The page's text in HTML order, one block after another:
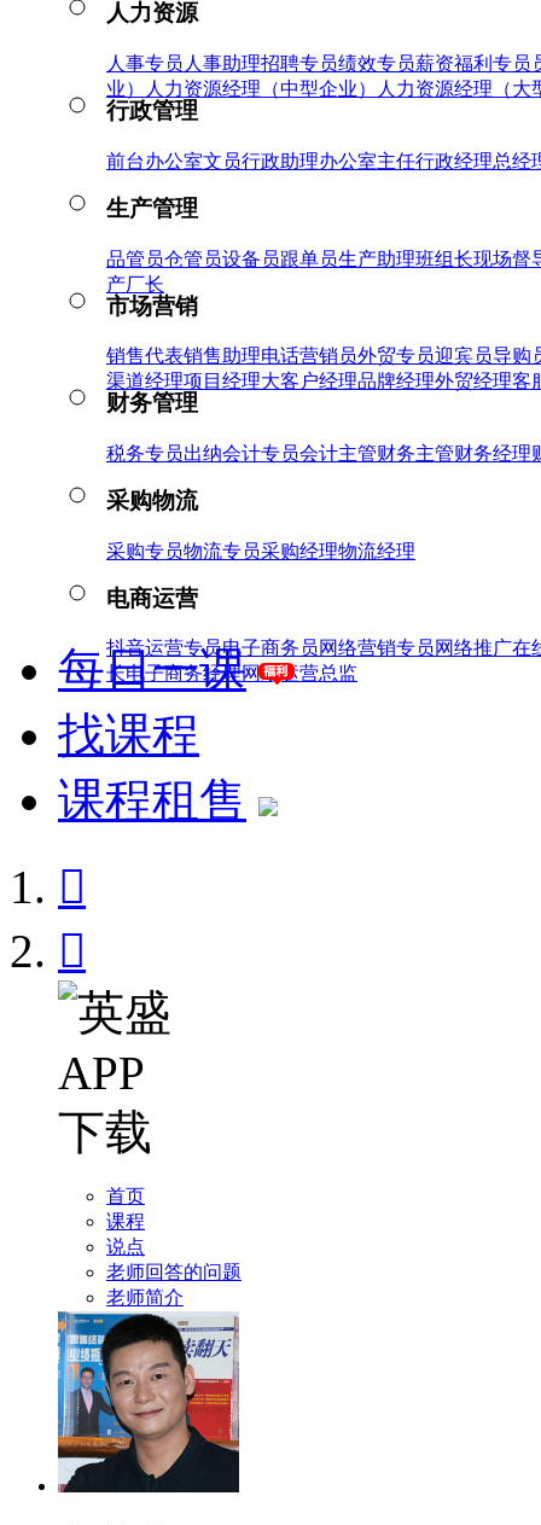
人力资源
人事专员 人事助理招聘专员绩效专员薪资福利专员
业）
人力资源经理（中型企业） 人力资源经理（大
行政管理
前台办公室文员行政助理办公室主任行政经理总经
生产管理
品管员仓管员设备员跟单员生产助理班组长现场督
产厂长
市场营销
销售代表销售助理电话营销员外贸专员迎宾员导购
渠道经理项目经理大客户经理品牌经理外贸经理客
财务管理
税务专员出纳会计专员会计主管财务主管财务经理
采购物流
采购专员物流专员采购经理物流经理
电商运营
抖音运营专员电子商务员网络营销专员网络推广在
长电子商务经理网络运营总监
每日一课
找课程
课程租售


首页
课程
说点
老师回答的问题
老师简介